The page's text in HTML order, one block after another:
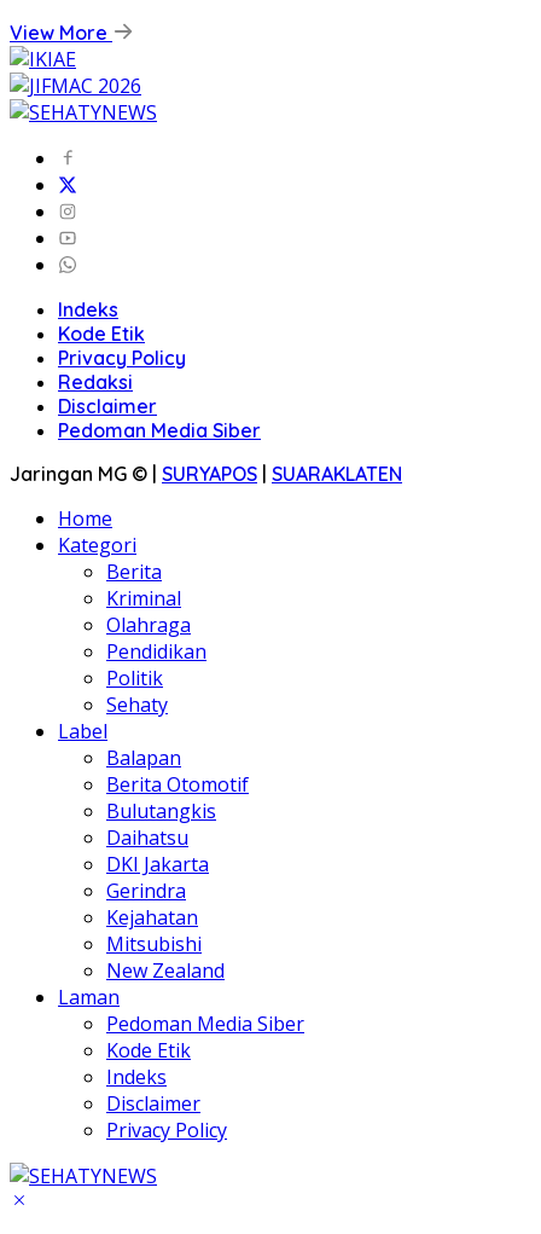
View More
Indeks
Kode Etik
Privacy Policy
Redaksi
Disclaimer
Pedoman Media Siber
Jaringan MG © | SURYAPOS | SUARAKLATEN
Home
Kategori
Berita
Kriminal
Olahraga
Pendidikan
Politik
Sehaty
Label
Balapan
Berita Otomotif
Bulutangkis
Daihatsu
DKI Jakarta
Gerindra
Kejahatan
Mitsubishi
New Zealand
Laman
Pedoman Media Siber
Kode Etik
Indeks
Disclaimer
Privacy Policy